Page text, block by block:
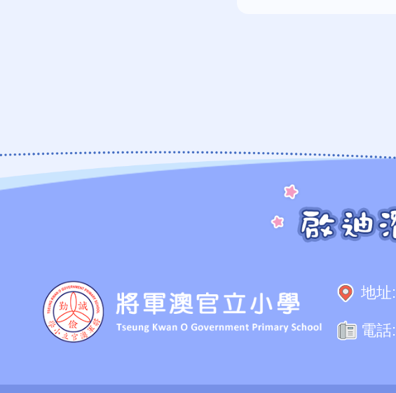
地址:
電話: